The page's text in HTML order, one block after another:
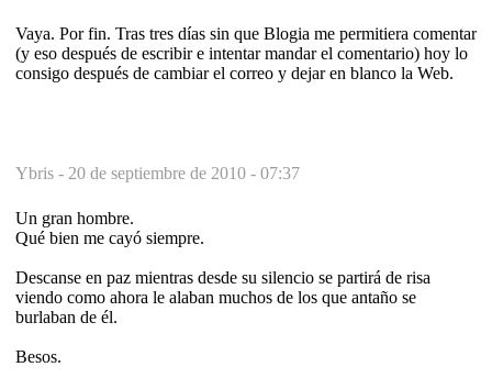
Vaya. Por fin. Tras tres días sin que Blogia me permitiera comentar
(y eso después de escribir e intentar mandar el comentario) hoy lo
consigo después de cambiar el correo y dejar en blanco la Web.
Ybris - 20 de septiembre de 2010 - 07:37
Un gran hombre.
Qué bien me cayó siempre.
Descanse en paz mientras desde su silencio se partirá de risa
viendo como ahora le alaban muchos de los que antaño se
burlaban de él.
Besos.